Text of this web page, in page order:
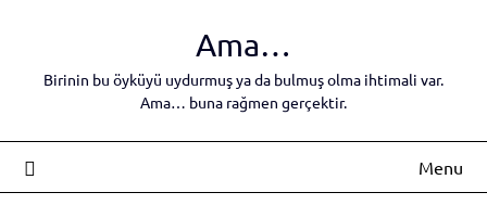
content
Ama…
Birinin bu öyküyü uydurmuş ya da bulmuş olma ihtimali var.
Ama… buna rağmen gerçektir.
Menu